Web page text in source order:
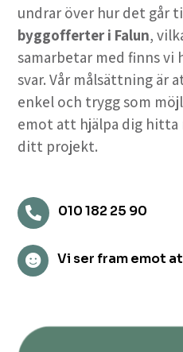
undrar över hur det går
byggofferter i Falun,
samarbetar med finns vi
svar. Vår målsättning är
enkel och trygg som
emot att hjälpa dig hitta
ditt projekt.
 010 182 25 90
 Vi ser fram emot